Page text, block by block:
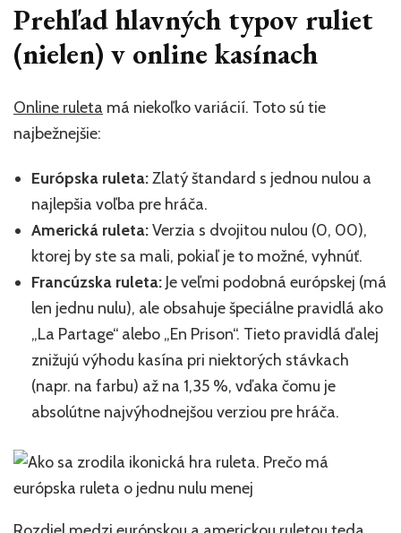
Prehľad hlavných typov ruliet
(nielen) v online kasínach
Online ruleta má niekoľko variácií. Toto sú tie
najbežnejšie:
Európska ruleta:Zlatý štandard s jednou nulou a
najlepšia voľba pre hráča.
Americká ruleta:Verzia s dvojitou nulou (0, 00),
ktorej by ste sa mali, pokiaľ je to možné, vyhnúť.
Francúzska ruleta: Je veľmi podobná európskej (má
len jednu nulu), ale obsahuje špeciálne pravidlá ako
„La Partage“ alebo „En Prison“. Tieto pravidlá ďalej
znižujú výhodu kasína pri niektorých stávkach
(napr. na farbu) až na 1,35 %, vďaka čomu je
absolútne najvýhodnejšou verziou pre hráča.